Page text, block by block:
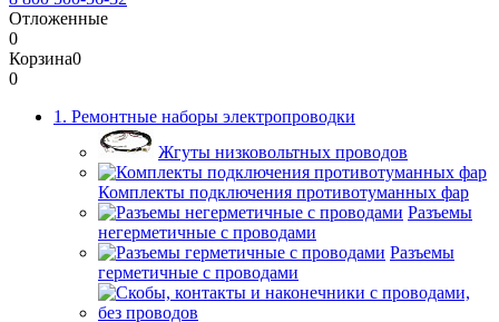
Отложенные
0
Корзина0
0
1. Ремонтные наборы электропроводки
Жгуты низковольтных проводов
Комплекты подключения противотуманных фар
Разъемы
негерметичные с проводами
Разъемы
герметичные с проводами